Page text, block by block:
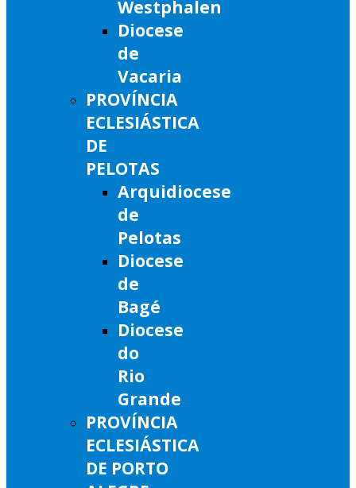
Westphalen
Diocese
de
Vacaria
PROVÍNCIA
ECLESIÁSTICA
DE
PELOTAS
Arquidiocese
de
Pelotas
Diocese
de
Bagé
Diocese
do
Rio
Grande
PROVÍNCIA
ECLESIÁSTICA
DE PORTO